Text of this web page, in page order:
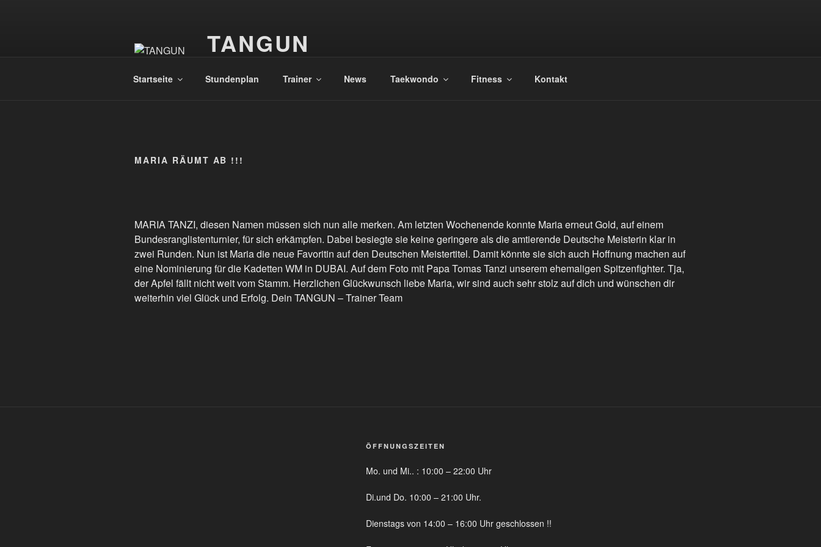
TANGUN
Startseite Stundenplan Trainer News Taekwondo Fitness Kontakt
MARIA RÄUMT AB !!!
MARIA TANZI, diesen Namen müssen sich nun alle merken. Am letzten Wochenende konnte Maria erneut Gold, auf einem
Bundesranglistenturnier, für sich erkämpfen. Dabei besiegte sie keine geringere als die amtierende Deutsche Meisterin klar in
zwei Runden. Nun ist Maria die neue Favoritin auf den Deutschen Meistertitel. Damit könnte sie sich auch Hoffnung machen auf
eine Nominierung für die Kadetten WM in DUBAI. Auf dem Foto mit Papa Tomas Tanzi unserem ehemaligen Spitzenfighter. Tja,
der Apfel fällt nicht weit vom Stamm. Herzlichen Glückwunsch liebe Maria, wir sind auch sehr stolz auf dich und wünschen dir
weiterhin viel Glück und Erfolg. Dein TANGUN – Trainer Team
ÖFFNUNGSZEITEN
Mo. und Mi.. : 10:00 – 22:00 Uhr
Di.und Do. 10:00 – 21:00 Uhr.
Dienstags von 14:00 – 16:00 Uhr geschlossen !!